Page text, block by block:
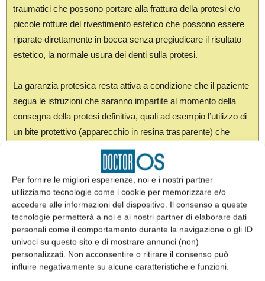
Per fornire le migliori esperienze, noi e i nostri partner
utilizziamo tecnologie come i cookie per memorizzare e/o
accedere alle informazioni del dispositivo. Il consenso a queste
tecnologie permetterà a noi e ai nostri partner di elaborare dati
personali come il comportamento durante la navigazione o gli ID
univoci su questo sito e di mostrare annunci (non)
personalizzati. Non acconsentire o ritirare il consenso può
influire negativamente su alcune caratteristiche e funzioni.
traumatici che possono portare alla frattura della protesi e/o
piccole rotture del rivestimento estetico che possono essere
riparate direttamente in bocca senza pregiudicare il risultato
estetico, la normale usura dei denti sulla protesi.
La garanzia protesica resta attiva a condizione che il paziente
segua le istruzioni che saranno impartite al momento della
consegna della protesi definitiva, quali ad esempio l’utilizzo di
un bite protettivo (apparecchio in resina trasparente) che
viene consegnato a tutti i pazienti con parafunzioni
(digrignamento e serramento) al termine del lavoro protesico,
al fine di prevenire eventuali rotture del rivestimento estetico.
Condizione di efficacia ed operatività della garanzia è che il
paziente segua il piano di mantenimento concordato e rispetti
la date previste per i controlli programmati, con una tolleranza
massima di una settimana.